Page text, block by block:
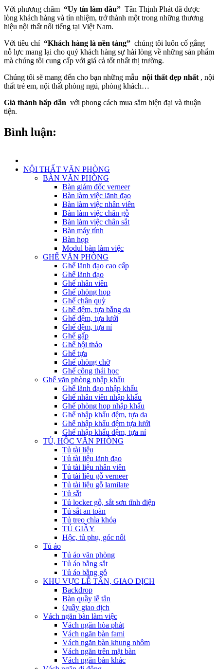
Với phương châm “Uy tín làm đầu” Tân Thịnh Phát đã được
lòng khách hàng và tín nhiệm, trở thành một trong những thương
hiệu nội thất nổi tiếng tại Việt Nam.
Với tiêu chí “Khách hàng là nền tảng” chúng tôi luôn cố gắng
nỗ lực mang lại cho quý khách hàng sự hài lòng về những sản phẩm
mà chúng tôi cung cấp với giá cả tốt nhất thị trường.
Chúng tôi sẽ mang đến cho bạn những mẫu nội thất đẹp nhất , nội
thất trẻ em, nội thất phòng ngủ, phòng khách…
Giá thành hấp dẫn với phong cách mua sắm hiện đại và thuận
tiện.
Bình luận:
NỘI THẤT VĂN PHÒNG
BÀN VĂN PHÒNG
Bàn giám đốc verneer
Bàn làm việc lãnh đạo
Bàn làm việc nhân viên
Bàn làm việc chân gỗ
Bàn làm việc chân sắt
Bàn máy tính
Bàn họp
Modul bàn làm việc
GHẾ VĂN PHÒNG
Ghế lãnh đạo cao cấp
Ghế lãnh đạo
Ghế nhân viên
Ghế phòng họp
Ghế chân quỳ
Ghế đệm, tựa bằng da
Ghế đệm, tựa lưới
Ghế đệm, tựa nỉ
Ghế gấp
Ghế hội thảo
Ghế tựa
Ghế phòng chờ
Ghế công thái học
Ghế văn phòng nhập khẩu
Ghế lãnh đạo nhập khẩu
Ghế nhân viên nhập khẩu
Ghế phòng họp nhập khẩu
Ghế nhập khẩu đệm, tựa da
Ghế nhập khẩu đệm tựa lưới
Ghế nhập khẩu đệm, tựa nỉ
TỦ, HỘC VĂN PHÒNG
Tủ tài liệu
Tủ tài liệu lãnh đạo
Tủ tài liệu nhân viên
Tủ tài liệu gỗ verneer
Tủ tài liệu gỗ lamilate
Tủ sắt
Tủ locker gỗ, sắt sơn tĩnh điện
Tủ sắt an toàn
Tủ treo chìa khóa
TỦ GIẦY
Hộc, tủ phụ, góc nối
Tủ áo
Tủ áo văn phòng
Tủ áo bằng sắt
Tủ áo bằng gỗ
KHU VỰC LỄ TÂN, GIAO DỊCH
Backdrop
Bàn quầy lễ tân
Quầy giao dịch
Vách ngăn bàn làm việc
Vách ngăn hòa phát
Vách ngăn bàn fami
Vách ngăn bàn khung nhôm
Vách ngăn trên mặt bàn
Vách ngăn bàn khác